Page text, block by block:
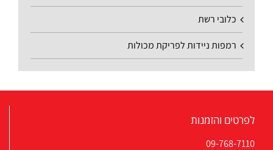
כלובי רשת
רמפות ניידות לפריקת מכולות
לפרטים והזמנות
09-768-7110